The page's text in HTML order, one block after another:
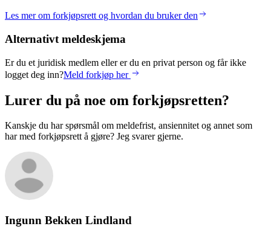
Les mer om forkjøpsrett og hvordan du bruker den
Alternativt meldeskjema
Er du et juridisk medlem eller er du en privat person og får ikke
logget deg inn?Meld forkjøp her
Lurer du på noe om forkjøpsretten?
Kanskje du har spørsmål om meldefrist, ansiennitet og annet som
har med forkjøpsrett å gjøre? Jeg svarer gjerne.
Ingunn Bekken Lindland